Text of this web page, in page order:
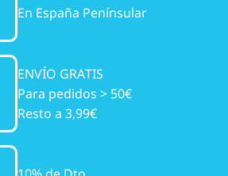
En España Penínsular
ENVÍO GRATIS
Para pedidos > 50€
Resto a 3,99€